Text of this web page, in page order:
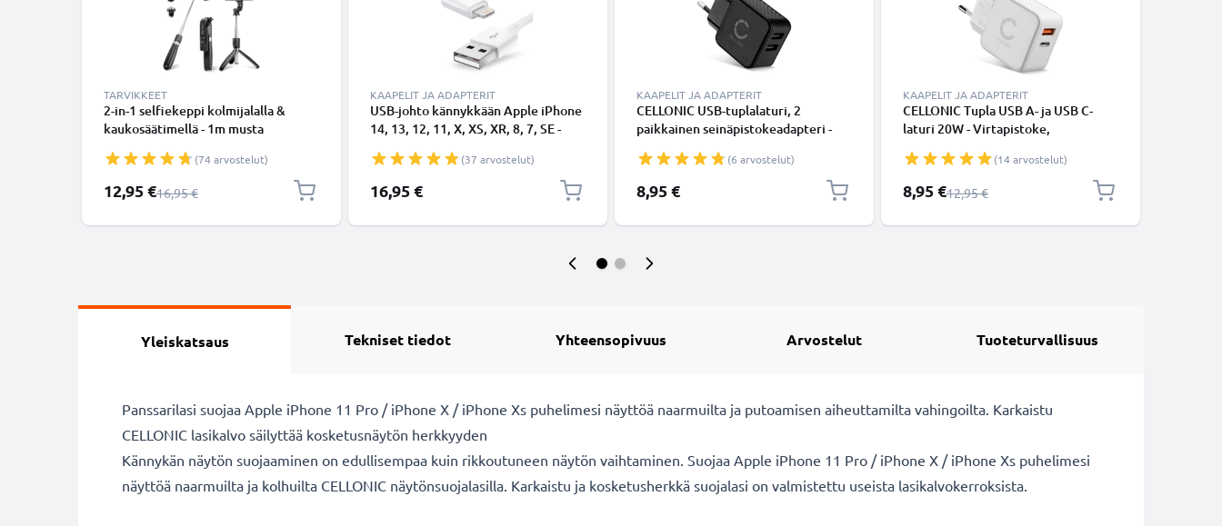
TARVIKKEET
2-in-1 selfiekeppi kolmijalalla &
kaukosäätimellä - 1m musta
kokoontaitettava kolmijalka
bluetooth-kaukosäätimellä
puhelimelle ja kameralle - iPhonelle,
(74 arvostelut)
Erikoishinta
12,95 €Normaali hinta
16,95 €
KAAPELIT JA ADAPTERIT
USB-johto kännykkään Apple iPhone
14, 13, 12, 11, X, XS, XR, 8, 7, SE -
Valkoinen datakaapeli(37 arvostelut)
16,95 €
KAAPELIT JA ADAPTERIT
CELLONIC USB-tuplalaturi, 2
paikkainen seinäpistokeadapteri -
Kahden latausjohdon verkkovirta-
adapteri
(6 arvostelut)
8,95 €
KAAPELIT JA ADAPTERIT
CELLONIC Tupla USB A- ja USB C-
laturi 20W - Virtapistoke,
älypuhelimelle tai tabletille -
valkoinen
(14 arvostelut)
Erikoishinta
8,95 €Normaali hinta
12,95 €
Yleiskatsaus Tekniset tiedot Yhteensopivuus Arvostelut Tuoteturvallisuus
Panssarilasi suojaa Apple iPhone 11 Pro / iPhone X / iPhone Xs puhelimesi näyttöä naarmuilta ja putoamisen aiheuttamilta vahingoilta. Karkaistu
CELLONIC lasikalvo säilyttää kosketusnäytön herkkyyden
Kännykän näytön suojaaminen on edullisempaa kuin rikkoutuneen näytön vaihtaminen. Suojaa Apple iPhone 11 Pro / iPhone X / iPhone Xs puhelimesi
näyttöä naarmuilta ja kolhuilta CELLONIC näytönsuojalasilla. Karkaistu ja kosketusherkkä suojalasi on valmistettu useista lasikalvokerroksista.